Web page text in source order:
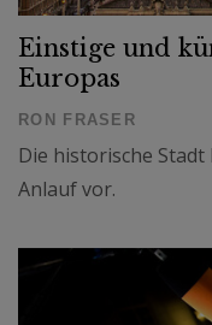
Einstige und
Europas
RON FRASER
Die historische
Anlauf vor.